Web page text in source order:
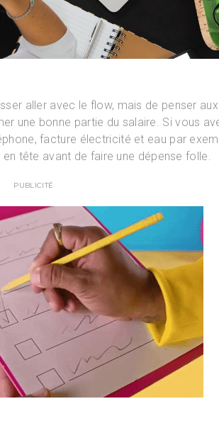
aller avec le flow, mais de penser aux
une bonne partie du salaire. Si vous
facture électricité et eau par
tête avant de faire une dépense folle.
PUBLICITÉ